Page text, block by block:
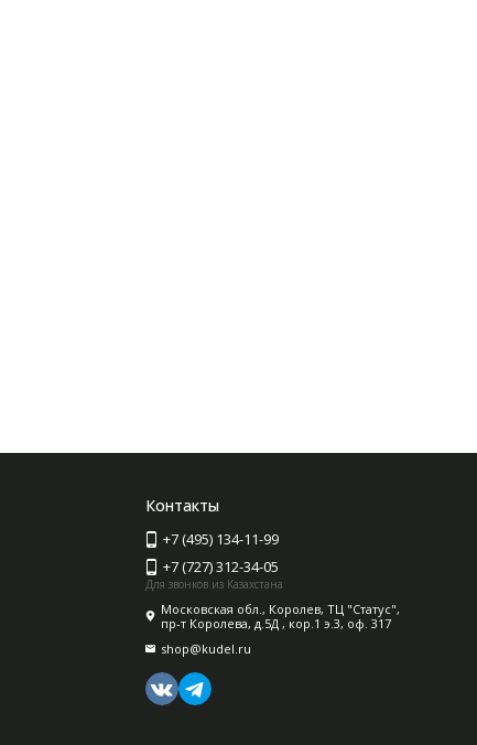
Контакты
+7 (495) 134-11-99
+7 (727) 312-34-05
Для звонков из Казахстана
Московская обл., Королев, ТЦ "Статус",
пр-т Королева, д.5Д , кор.1 э.3, оф. 317
shop@kudel.ru